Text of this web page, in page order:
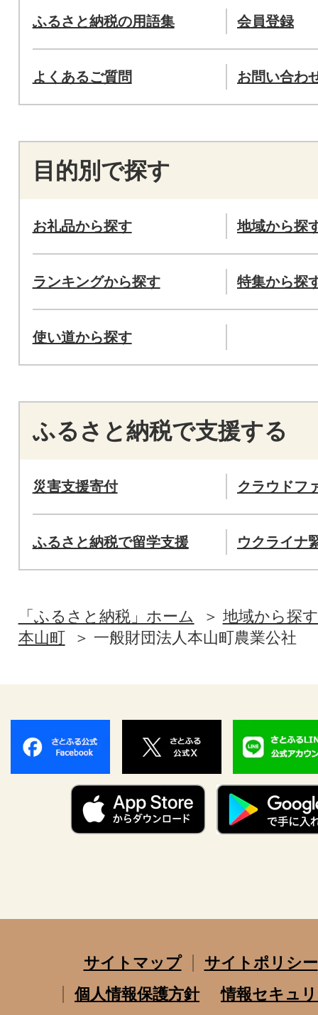
ふるさと納税の用語集 会員登録
よくあるご質問 お問い合わ
目的別で探す
お礼品から探す 地域から探
ランキングから探す 特集から探
使い道から探す
ふるさと納税で支援する
災害支援寄付 クラウドフ
ふるさと納税で留学支援 ウクライナ
「ふるさと納税」ホーム
地域から探す
本山町
一般財団法人本山町農業公社
サイトマップ
サイトポリシー
個人情報保護方針
情報セキュ